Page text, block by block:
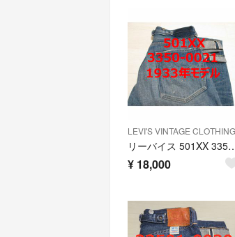
LEVI'S VINTAGE CLOTHING
リーバイス 501XX 33501
¥ 18,000